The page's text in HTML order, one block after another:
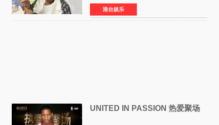
月5日上午因病离世，终年76岁。好友钟志光透
露，黎彼得今年3月中风后便卧床休养，身体机能
持续衰退，最
港台娱乐
UNITED IN PASSION 热爱聚场